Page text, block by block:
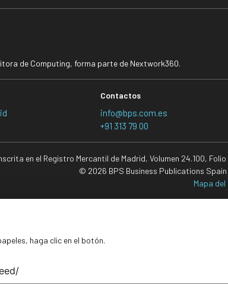
de Computing, forma parte de Nextwork360.
Contactos
info@bps.com.es
+91 313 79 00
en el Registro Mercantil de Madrid, Volumen 24.100,
© 2026 BPS Business Publications
Mapa
haga clic en el botón.